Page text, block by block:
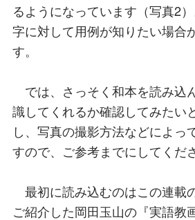
るようになっています（写真2
字に対して用例が知りたい場合
す。
では、さっそく和本を読み込
識してくれるか確認してみたい
し、写真の撮影方法などによっ
すので、ご参考までにしてくだ
最初に読み込むのはこの連載
ご紹介した岡田玉山の『実語教